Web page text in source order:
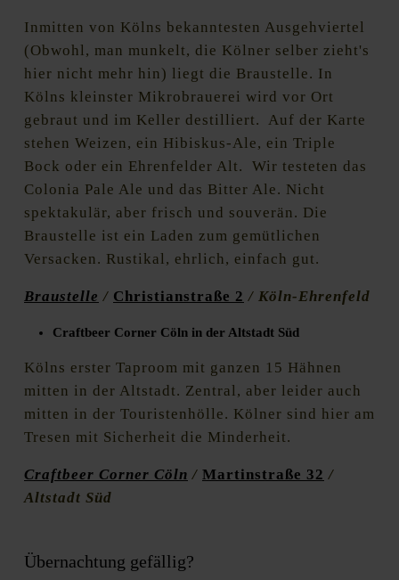
Inmitten von Kölns bekanntesten Ausgehviertel
(Obwohl, man munkelt, die Kölner selber zieht's
hier nicht mehr hin) liegt die Braustelle. In
Kölns kleinster Mikrobrauerei wird vor Ort
gebraut und im Keller destilliert. Auf der Karte
stehen Weizen, ein Hibiskus-Ale, ein Triple
Bock oder ein Ehrenfelder Alt. Wir testeten das
Colonia Pale Ale und das Bitter Ale. Nicht
spektakulär, aber frisch und souverän. Die
Braustelle ist ein Laden zum gemütlichen
Versacken. Rustikal, ehrlich, einfach gut.
Braustelle / Christianstraße 2 / Köln-Ehrenfeld
Craftbeer Corner Cöln in der Altstadt Süd
Kölns erster Taproom mit ganzen 15 Hähnen
mitten in der Altstadt. Zentral, aber leider auch
mitten in der Touristenhölle. Kölner sind hier am
Tresen mit Sicherheit die Minderheit.
Craftbeer Corner Cöln / Martinstraße 32 /
Altstadt Süd
Übernachtung gefällig?